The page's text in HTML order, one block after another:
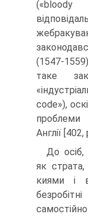
(«bloody
(1547-
таке
code»),
проблеми
Англії
До осіб,
як страта,
киями і